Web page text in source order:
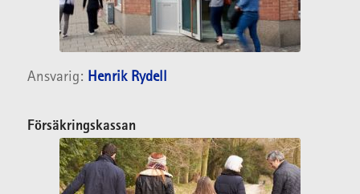
Ansvarig: Henrik Rydell
Försäkringskassan